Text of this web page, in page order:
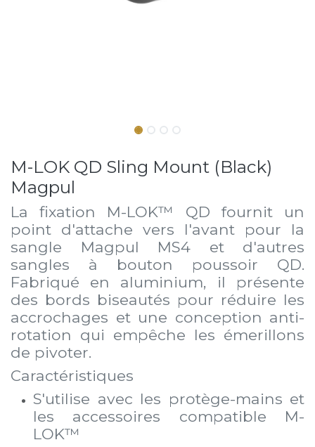
M-LOK QD Sling Mount (Black)
Magpul
La fixation M-LOK™ QD fournit un
point d'attache vers l'avant pour la
sangle Magpul MS4 et d'autres
sangles à bouton poussoir QD.
Fabriqué en aluminium, il présente
des bords biseautés pour réduire les
accrochages et une conception anti-
rotation qui empêche les émerillons
de pivoter.
Caractéristiques
S'utilise avec les protège-mains et
les accessoires compatible M-
LOK™